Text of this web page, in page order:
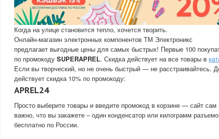
Когда на улице становится тепло, хочется творить.
Онлайн-магазин электронных компонентов ТМ Электроникс
предлагает выгодные цены для самых быстрых! Первые 100
по промокоду SUPERAPREL. Скидка действует на все товары в
Если вы творческий, но не очень быстрый — не расстраивайтесь.
действует скидка 10% по промокоду:
APREL24
Просто выберите товары и введите промокод в корзине — сайт сам
важно, что вы закажете – один конденсатор или килограмм
бесплатно по России.